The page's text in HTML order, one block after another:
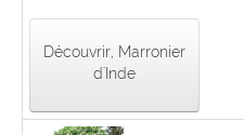
Découvrir, Marronier
d'Inde